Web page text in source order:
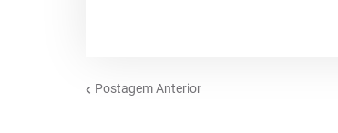
Postagem Anterior